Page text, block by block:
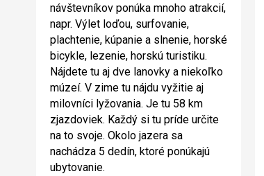
návštevníkov ponúka mnoho atrakcií,
napr. Výlet loďou, surfovanie,
plachtenie, kúpanie a slnenie, horské
bicykle, lezenie, horskú turistiku.
Nájdete tu aj dve lanovky a niekoľko
múzeí. V zime tu nájdu vyžitie aj
milovníci lyžovania. Je tu 58 km
zjazdoviek. Každý si tu príde určite
na to svoje. Okolo jazera sa
nachádza 5 dedín, ktoré ponúkajú
ubytovanie.